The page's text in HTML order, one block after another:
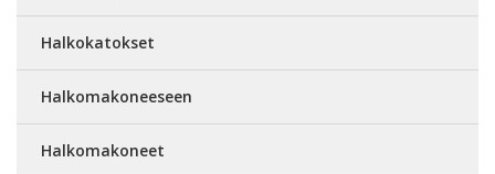
Halkokatokset
Halkomakoneeseen
Halkomakoneet